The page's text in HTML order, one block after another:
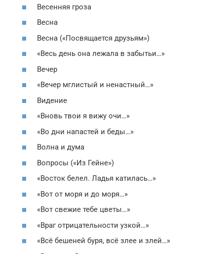
Весенняя гроза
Весна
Весна («Посвящается друзьям»)
«Весь день она лежала в забытьи…»
Вечер
«Вечер мглистый и ненастный…»
Видение
«Вновь твои я вижу очи…»
«Во дни напастей и беды…»
Волна и дума
Вопросы («Из Гейне»)
«Восток белел. Ладья катилась…»
«Вот от моря и до моря…»
«Вот свежие тебе цветы…»
«Враг отрицательности узкой…»
«Всё бешеней буря, всё злее и злей…»